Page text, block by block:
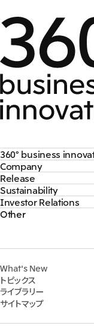
360° business
トップ
三井物産ブランド・プロジェ
ソーシャルメディア公式
コンテンツ一覧
Company
トップ
社長メッセージ
三井物産について
三井物産の事業
Release
トップ
2026年
2025年
Sustainability
トップ
サステナビリティ最新情報
Social
Governance
マテリアリティ
イニシアティブへの参画
三井物産の人材マネジメ
Investor Relations
トップ
IR資料室
IR説明会
個人株主・投資家の皆様へ
株主・株式基本情報
IRカレンダー
Other
三井グループ350周年記念
What's New
トピックス
ライブラリー
サイトマップ